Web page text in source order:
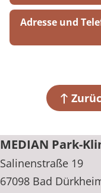
08:00 bis 18:00
Adresse und
+49 6322 9310
MEDIAN Park-
Salinenstraße 19
67098 Bad